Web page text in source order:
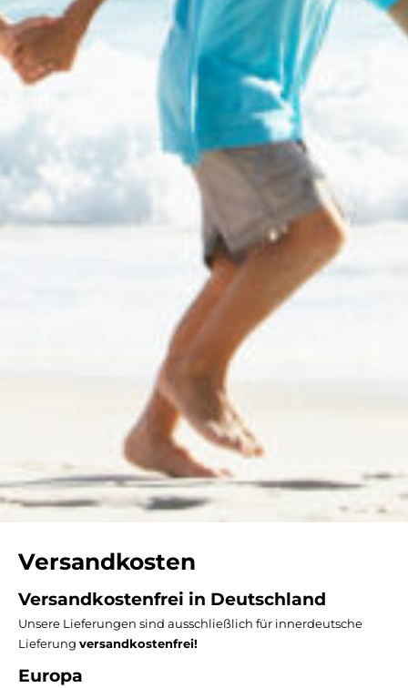
Versandkosten
Versandkostenfrei in Deutschland
Unsere Lieferungen sind ausschließlich für innerdeutsche
Lieferung versandkostenfrei!
Europa